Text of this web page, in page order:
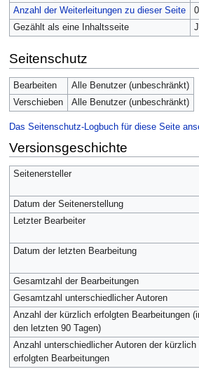
Anzahl der Weiterleitungen zu dieser Seite
0
Gezählt als eine Inhaltsseite
Seitenschutz
Bearbeiten
Alle Benutzer (unbeschränkt)
Verschieben
Alle Benutzer (unbeschränkt)
Das Seitenschutz-Logbuch für diese Seite
Versionsgeschichte
Seitenersteller
Datum der Seitenerstellung
Letzter Bearbeiter
Datum der letzten Bearbeitung
Gesamtzahl der Bearbeitungen
Gesamtzahl unterschiedlicher Autoren
Anzahl der kürzlich erfolgten Bearbeitungen
den letzten 90 Tagen)
Anzahl unterschiedlicher Autoren der kürzlich
erfolgten Bearbeitungen